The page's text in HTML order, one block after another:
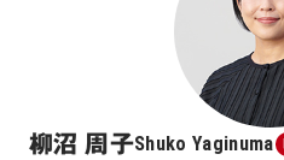
柳沼 周子Shuko Yaginuma